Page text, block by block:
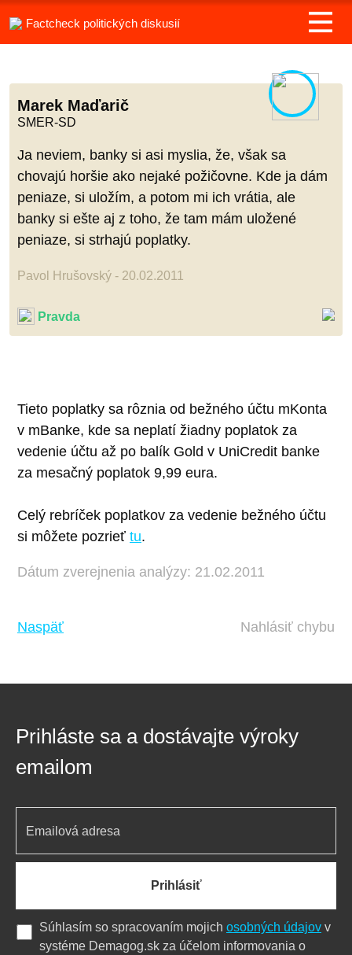
Factcheck politických diskusií
Marek Maďarič
SMER-SD
Ja neviem, banky si asi myslia, že, však sa
chovajú horšie ako nejaké požičovne. Kde ja dám
peniaze, si uložím, a potom mi ich vrátia, ale
banky si ešte aj z toho, že tam mám uložené
peniaze, si strhajú poplatky.
Pavol Hrušovský - 20.02.2011
Pravda
Tieto poplatky sa rôznia od bežného účtu mKonta
v mBanke, kde sa neplatí žiadny poplatok za
vedenie účtu až po balík Gold v UniCredit banke
za mesačný poplatok 9,99 eura.
Celý rebríček poplatkov za vedenie bežného účtu
si môžete pozrieť tu.
Dátum zverejnenia analýzy: 21.02.2011
Naspäť Nahlásiť chybu
Prihláste sa a dostávajte výroky
emailom
Prihlásiť
Súhlasím so spracovaním mojich osobných údajov v
systéme Demagog.sk za účelom informovania o